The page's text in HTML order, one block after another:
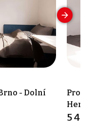
- Dolní
5 490